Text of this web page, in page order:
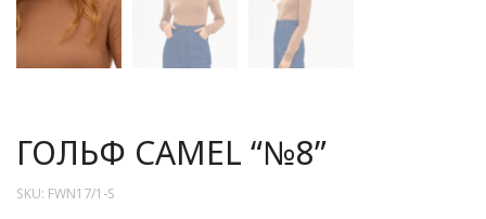
ГОЛЬФ CAMEL “№8”
SKU: FWN17/1-S